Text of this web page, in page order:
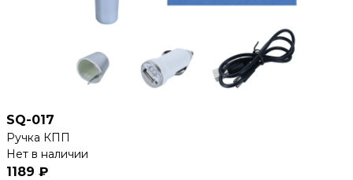
SQ-017
Ручка КПП
Нет в наличии
1189 ₽